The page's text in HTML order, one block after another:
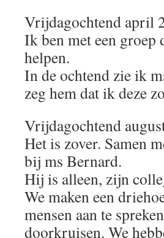
Vrijdagochtend april
Ik ben met een groep
helpen.
In de ochtend zie ik
zeg hem dat ik deze
Vrijdagochtend
Het is zover. Samen
bij ms Bernard.
Hij is alleen, zijn
We maken een
mensen aan te
doorkruisen. We